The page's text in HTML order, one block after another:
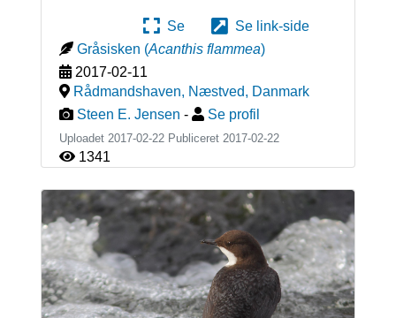
Se
Se link-side
Gråsisken (Acanthis flammea)
2017-02-11
Rådmandshaven, Næstved, Danmark
Steen E. Jensen - Se profil
Uploadet 2017-02-22 Publiceret 2017-02-22
1341